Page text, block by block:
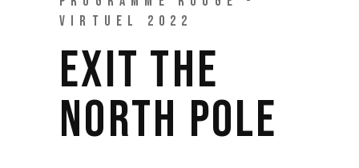
VIRTUEL 2022
EXIT THE
NORTH POLE